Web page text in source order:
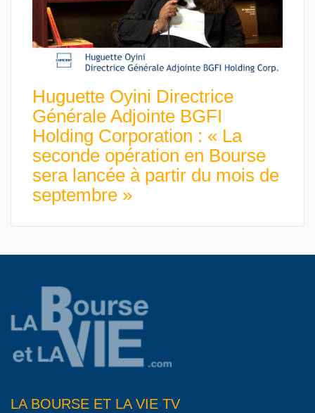
Huguette Oyini Directrice
Générale Adjointe BGFI
Holding Corporation : « La
seconde opération en Bourse
sera lancée à partir du mois de
septembre »
LA BOURSE ET LA VIE TV